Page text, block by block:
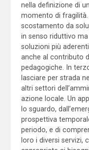
nella definizione di
momento di
scostamento da
in senso riduttivo
soluzioni più
anche al contributo
pedagogiche. In
lasciare per strada
altri settori
azione locale. Un
lo sguardo,
prospettiva
periodo, e di
loro i diversi servizi,